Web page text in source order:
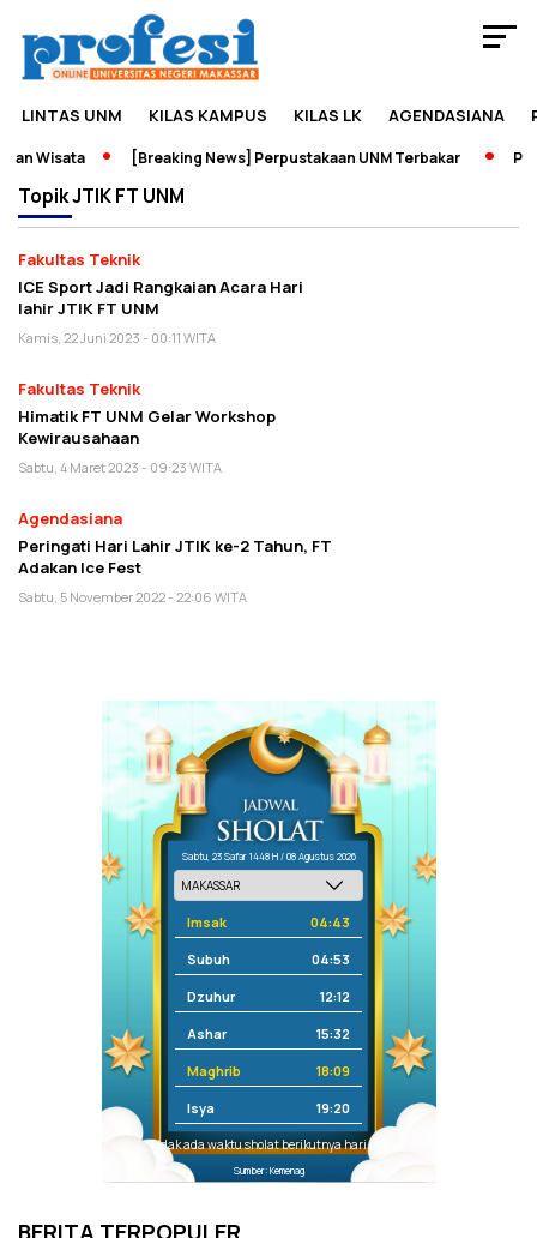
LINTAS UNM KILAS KAMPUS KILAS LK AGENDASIANA
Wisata [Breaking News] Perpustakaan UNM Terbakar
TopikJTIK FT UNM
Fakultas Teknik
ICE Sport Jadi Rangkaian Acara Hari
lahir JTIK FT UNM
Kamis, 22 Juni 2023 - 00:11 WITA
Fakultas Teknik
Himatik FT UNM Gelar Workshop
Kewirausahaan
Sabtu, 4 Maret 2023 - 09:23 WITA
Agendasiana
Peringati Hari Lahir JTIK ke-2 Tahun, FT
Adakan Ice Fest
Sabtu, 5 November 2022 - 22:06 WITA
Sabtu, 23 Safar 1448 H / 08 Agustus 2026
Imsak 04:43
Subuh 04:53
Dzuhur 12:12
Ashar 15:32
Maghrib 18:09
Isya 19:20
Tidak ada waktu sholat berikutnya hari ini.
Sumber: Kemenag